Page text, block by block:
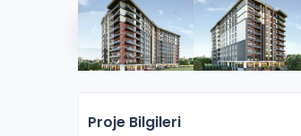
Proje Bilgileri